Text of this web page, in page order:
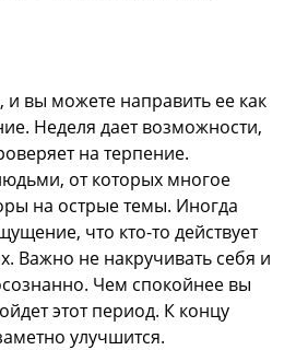
и вы можете направить ее как
Неделя дает возможности,
на терпение.
от которых многое
на острые темы. Иногда
что кто-то действует
Важно не накручивать себя и
Чем спокойнее вы
этот период. К концу
улучшится.